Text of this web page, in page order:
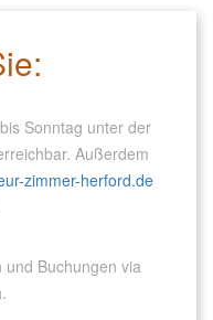
Sonntag unter der
Außerdem
zimmer-herford.de
Buchungen via